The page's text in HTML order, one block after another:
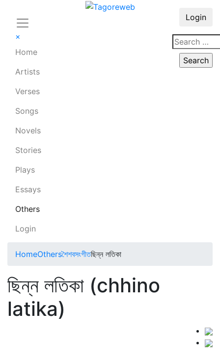
×
Home
Artists
Verses
Songs
Novels
Stories
Plays
Essays
Others
Login
Login
HomeOthersশৈশবসংগীতছিন্ন লতিকা
ছিন্ন লতিকা (chhino
latika)